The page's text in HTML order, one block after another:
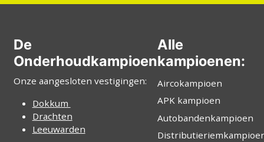
De
Onderhoudkampioen
Onze aangesloten vestigingen:
Dokkum
Drachten
Leeuwarden
Alle
kampioenen:
Aircokampioen
APK kampioen
Autobandenkampioen